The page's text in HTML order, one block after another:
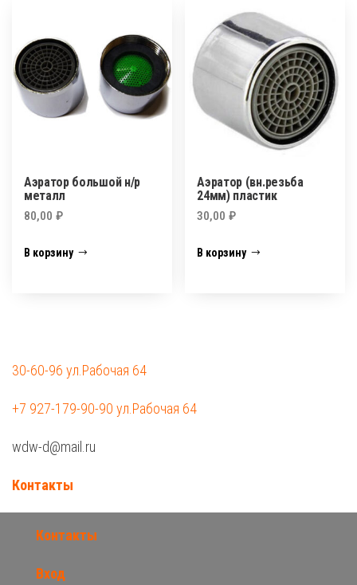
Аэратор большой н/р
металл
80,00 ₽
В корзину
Аэратор (вн.резьба
24мм) пластик
30,00₽
В корзину
30-60-96 ул.Рабочая 64
+7 927-179-90-90 ул.Рабочая 64
wdw-d@mail.ru
Контакты
Контакты
Вход